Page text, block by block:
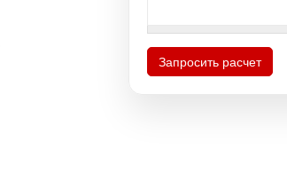
Запросить расчет